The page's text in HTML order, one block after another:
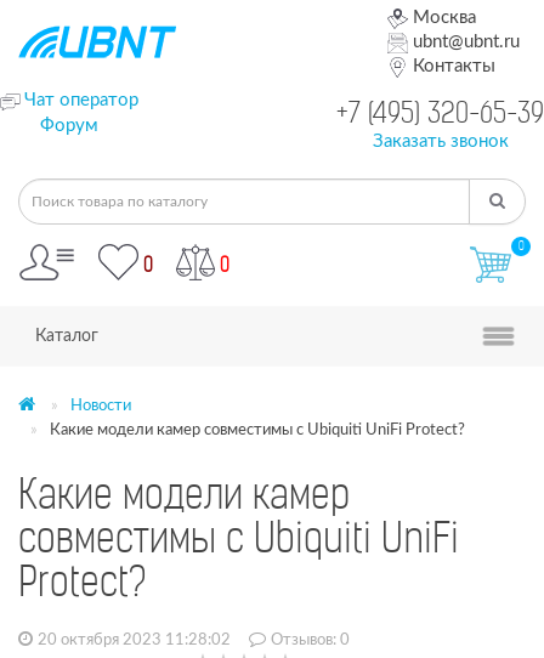
Москва
ubnt@ubnt.ru
Контакты
Чат оператор
Форум
+7 (495) 320-65-39
Заказать звонок
0 0
0
Каталог
Новости
Какие модели камер совместимы с Ubiquiti UniFi Protect?
Какие модели камер
совместимы с Ubiquiti UniFi
Protect?
20 октября 2023 11:28:02 Отзывов: 0